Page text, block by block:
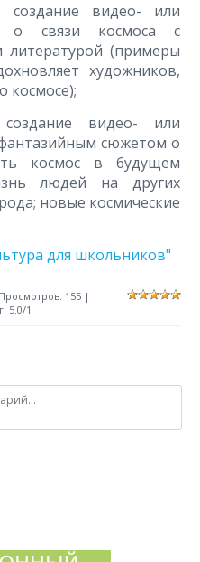
создание видео- или
о связи космоса с
литературой (примеры
художников,
космосе);
видео- или
сюжетом о
космос в будущем
людей на других
новые космические
для школьников"
Просмотров: 155 |
: 5.0/1